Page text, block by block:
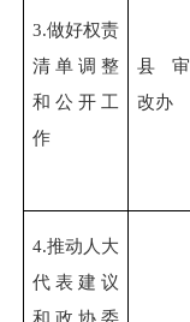
3.做好权责
清单调整
和公开工
作
县审
改办
4.推动人大
代表建议